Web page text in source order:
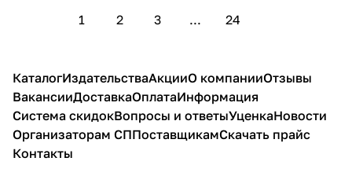
1 2 3 ... 24
КаталогИздательстваАкцииО компанииОтзывы
ВакансииДоставкаОплатаИнформация
Система скидокВопросы и ответыУценкаНовости
Организаторам СППоставщикамСкачать прайс
Контакты